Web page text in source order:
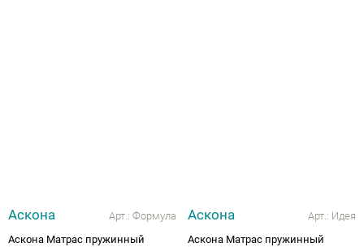
Аскона Арт.: Формула
Аскона Матрас пружинный
Аскона Арт.: Идея
Аскона Матрас пружинный